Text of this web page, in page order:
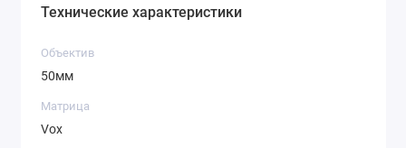
Технические характеристики
Объектив
50мм
Матрица
Vox